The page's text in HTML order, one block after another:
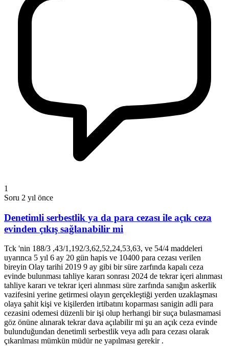
1
Soru 2 yıl önce
Denetimli serbestlik ya da para cezası ile açık ceza
evinden çıkış sağlanabilir mi
Tck 'nin 188/3 ,43/1,192/3,62,52,24,53,63, ve 54/4 maddeleri
uyarınca 5 yıl 6 ay 20 gün hapis ve 10400 para cezası verilen
bireyin Olay tarihi 2019 9 ay gibi bir süre zarfında kapalı ceza
evinde bulunması tahliye kararı sonrası 2024 de tekrar içeri alınması
tahliye kararı ve tekrar içeri alınması süre zarfında sanığın askerlik
vazifesini yerine getirmesi olayın gerçekleştiği yerden uzaklaşması
olaya şahit kişi ve kişilerden irtibatını koparması sanigin adli para
cezasini odemesi düzenli bir işi olup herhangi bir suça bulasmamasi
göz önüne alınarak tekrar dava açılabilir mi şu an açık ceza evinde
bulunduğundan denetimli serbestlik veya adlı para cezası olarak
çıkarılması mümkün müdür ne yapılması gerekir .